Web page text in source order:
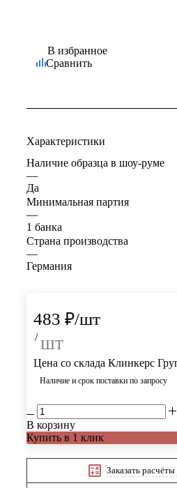
В избранное
Сравнить
Характеристики
Наличие образца в шоу-руме
—
Да
Минимальная партия
—
1 банка
Страна производства
—
Германия
483 ₽/шт
/ шт
Цена со склада Клинкерс
Наличие и срок поставки по запросу
В корзину
Купить в 1 клик
Заказать